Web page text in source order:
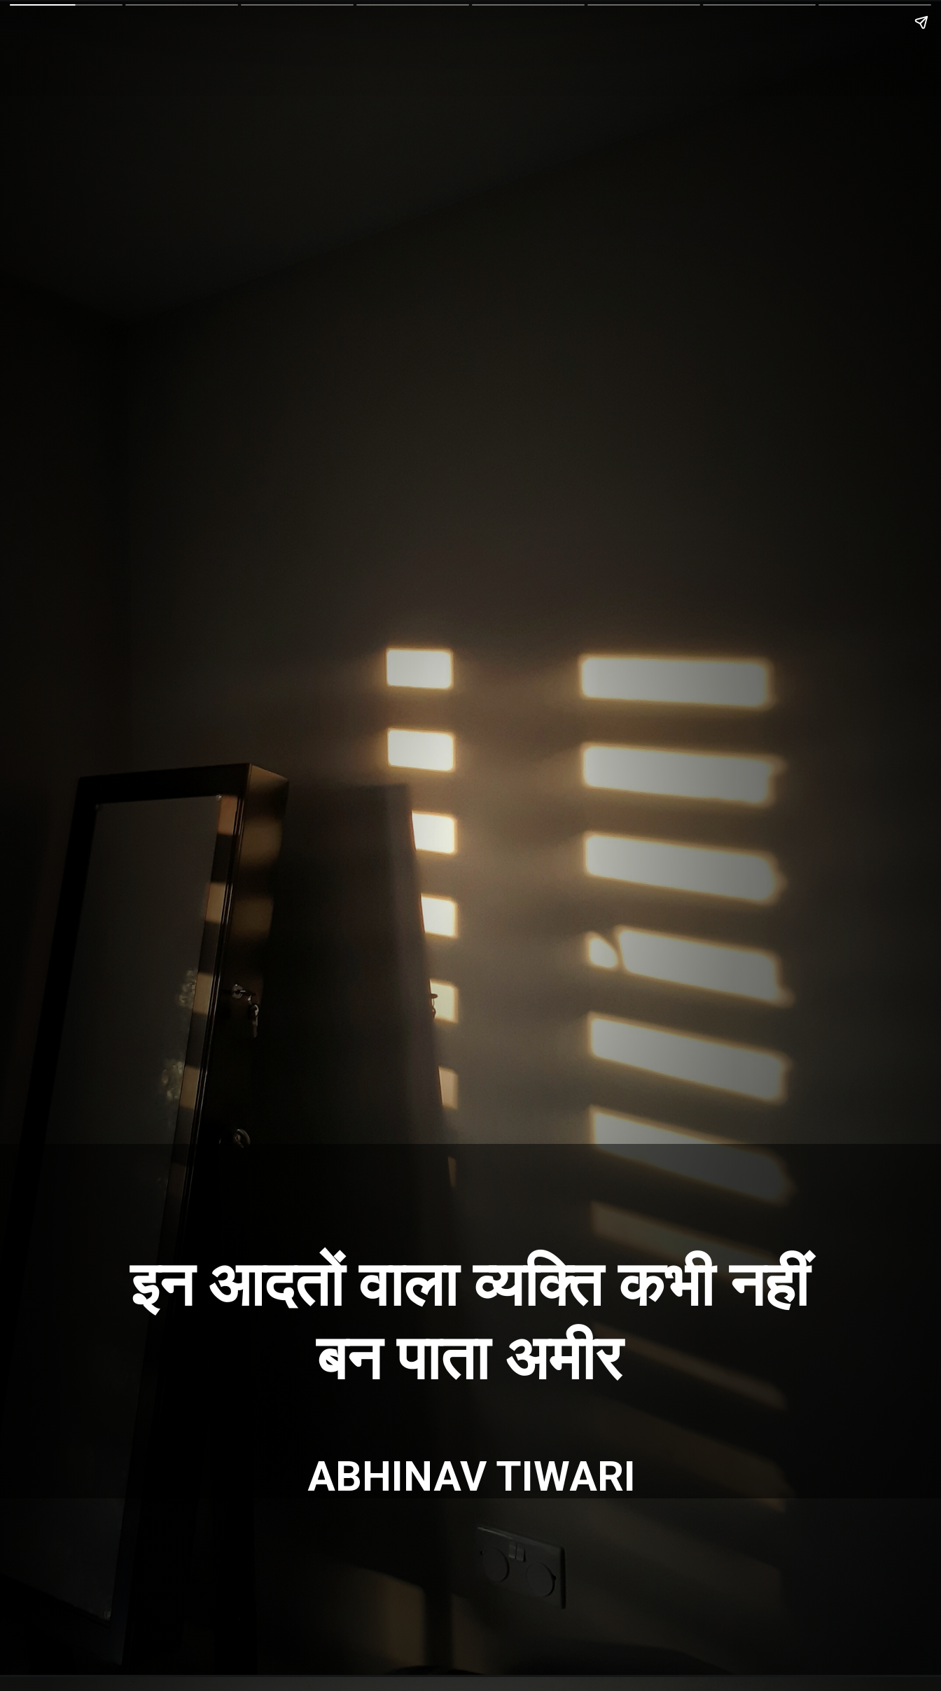
इन आदतों वाला व्यक्ति कभी नहीं
बन पाता अमीर
ABHINAV TIWARI